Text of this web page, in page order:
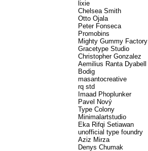
lixie
Chelsea Smith
Otto Ojala
Peter Fonseca
Promobins
Mighty Gummy Factory
Gracetype Studio
Christopher Gonzalez
Aemilius Ranta Dyabell
Bodig
masantocreative
rq std
Imaad Phoplunker
Pavel Nový
Type Colony
Minimalartstudio
Eka Rifqi Setiawan
unofficial type foundry
Aziz Mirza
Denys Chumak